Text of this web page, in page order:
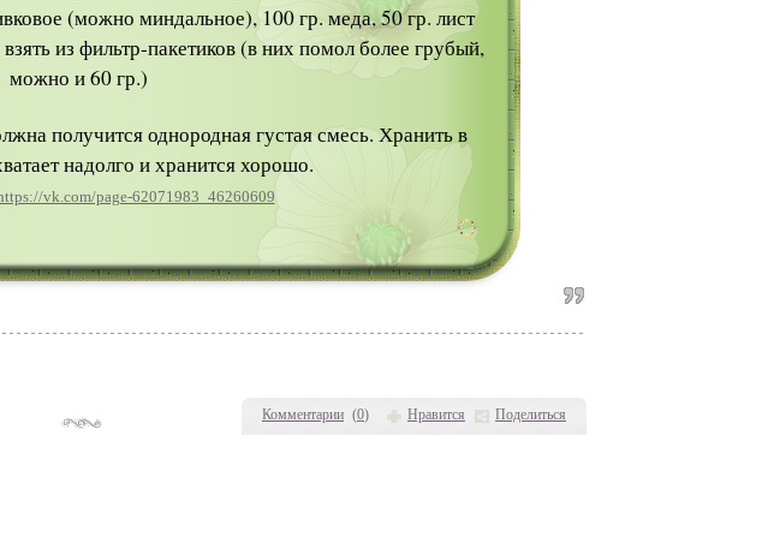
Комментарии (0) Нравится Поделиться
(можно миндальное), 100 гр. меда, 50 гр. лист
из фильтр-пакетиков (в них помол более грубый,
можно и 60 гр.)
получится однородная густая смесь. Хранить в
надолго и хранится хорошо.
vk.com/page-62071983_46260609